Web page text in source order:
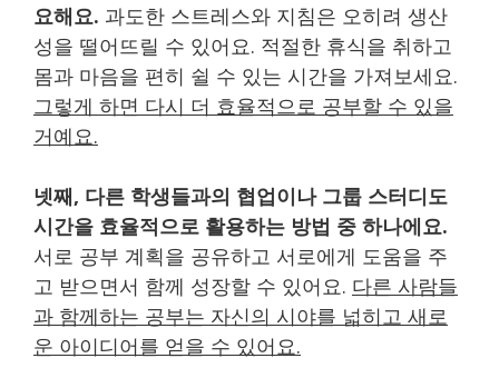
요해요. 과도한 스트레스와 지침은 오히려 생산
성을 떨어뜨릴 수 있어요. 적절한 휴식을 취하고
몸과 마음을 편히 쉴 수 있는 시간을 가져보세요.
그렇게 하면 다시 더 효율적으로 공부할 수 있을
거예요.
넷째, 다른 학생들과의 협업이나 그룹 스터디도
시간을 효율적으로 활용하는 방법 중 하나에요.
서로 공부 계획을 공유하고 서로에게 도움을 주
고 받으면서 함께 성장할 수 있어요. 다른 사람들
과 함께하는 공부는 자신의 시야를 넓히고 새로
운 아이디어를 얻을 수 있어요.